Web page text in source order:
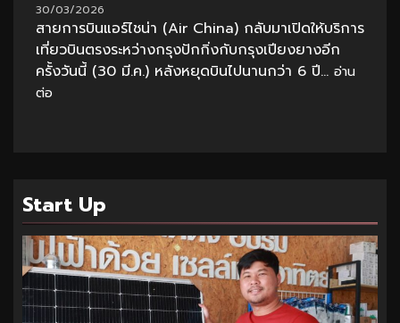
30/03/2026
สายการบินแอร์ไชน่า (Air China) กลับมาเปิดให้บริการ
เที่ยวบินตรงระหว่างกรุงปักกิ่งกับกรุงเปียงยางอีก
ครั้งวันนี้ (30 มี.ค.) หลังหยุดบินไปนานกว่า 6 ปี... อ่าน
ต่อ
Start Up